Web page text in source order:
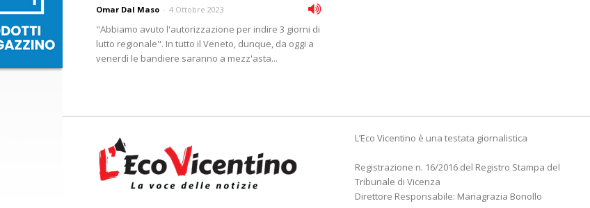
Omar Dal Maso - 4 Ottobre 2023
"Abbiamo avuto l'autorizzazione per indire 3 giorni di
lutto regionale". In tutto il Veneto, dunque, da oggi a
venerdì le bandiere saranno a mezz'asta...
L’Eco Vicentino è una testata giornalistica
Registrazione n. 16/2016 del Registro Stampa del
Tribunale di Vicenza
Direttore Responsabile: Mariagrazia Bonollo